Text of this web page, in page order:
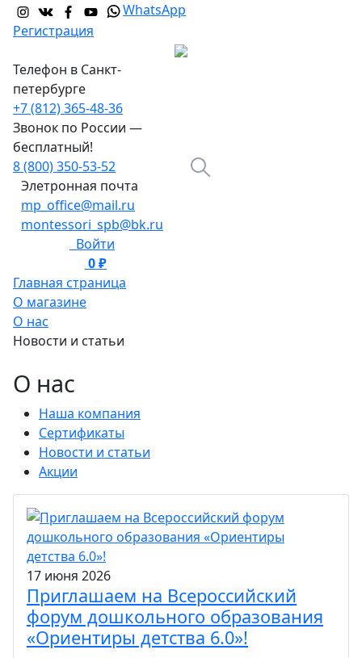
WhatsApp
Регистрация
Телефон в Санкт-
петербурге
+7 (812) 365-48-36
Звонок по России —
бесплатный!
8 (800) 350-53-52
Элетронная почта
mp_office@mail.ru
montessori_spb@bk.ru
Войти
0 ₽
Главная страница
О магазине
О нас
Новости и статьи
О нас
Наша компания
Сертификаты
Новости и статьи
Акции
17 июня 2026
Приглашаем на Всероссийский
форум дошкольного образования
«Ориентиры детства 6.0»!